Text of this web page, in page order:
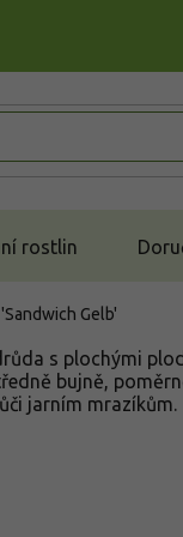
rostlin
Gelb'
s plochými
bujně,
jarním mrazíkům.